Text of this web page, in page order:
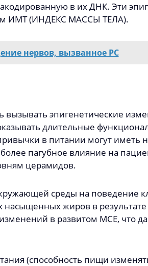
в их ДНК. Эти
ИМТ (ИНДЕКС МАССЫ ТЕЛА).
нервов, вызванное РС
эпигенетические
длительные
в питании могут иметь
пагубное влияние на
церамидов.
среды на поведение
жиров в
в развитом МСЕ, что
(способность пищи